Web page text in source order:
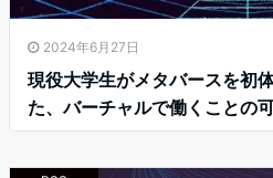
2024年6月27日
現役大学生がメタバースを初
た、バーチャルで働くことの